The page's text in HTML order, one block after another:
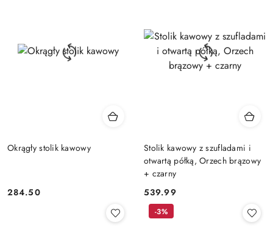
Okrągły stolik kawowy
Cena:
284.50
Stolik kawowy z szufladami i
otwartą półką, Orzech brązowy
+ czarny
Cena:
539.99
-3%